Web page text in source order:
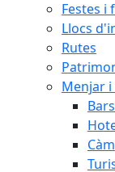
Festes i
Llocs
Rutes
Menjar